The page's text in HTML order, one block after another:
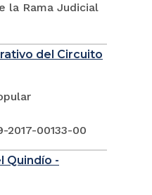
la Rama Judicial
del Circuito
2017-00133-00
Quindío -